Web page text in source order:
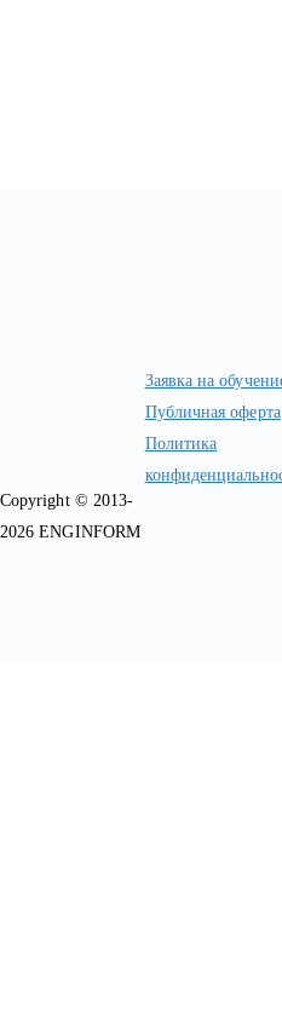
Copyright © 2013-
2026 ENGINFORM
Заявка на
Публичная оферта
Политика